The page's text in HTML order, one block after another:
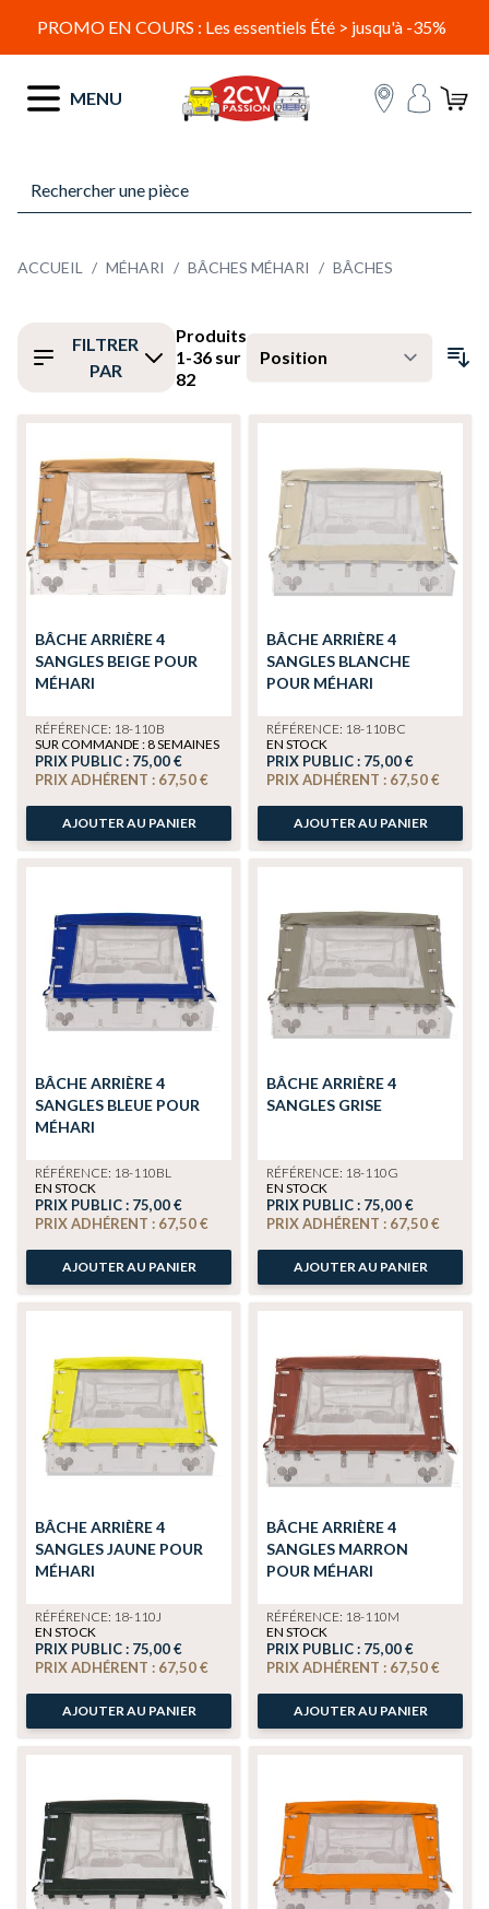
PROMO EN COURS : Les essentiels Été > jusqu'à -35%
MENU
ACCUEIL / MÉHARI / BÂCHES MÉHARI / BÂCHES
FILTRER
PAR
Produits
1-36 sur
82
BÂCHE ARRIÈRE 4
SANGLES BEIGE POUR
MÉHARI
RÉFÉRENCE: 18-110B
SUR COMMANDE : 8 SEMAINES
PRIX PUBLIC : 75,00 €
PRIX ADHÉRENT : 67,50 €
AJOUTER AU PANIER
BÂCHE ARRIÈRE 4
SANGLES BLANCHE
POUR MÉHARI
RÉFÉRENCE: 18-110BC
EN STOCK
PRIX PUBLIC : 75,00 €
PRIX ADHÉRENT : 67,50 €
AJOUTER AU PANIER
BÂCHE ARRIÈRE 4
SANGLES BLEUE POUR
MÉHARI
RÉFÉRENCE: 18-110BL
EN STOCK
PRIX PUBLIC : 75,00 €
PRIX ADHÉRENT : 67,50 €
AJOUTER AU PANIER
BÂCHE ARRIÈRE 4
SANGLES GRISE
RÉFÉRENCE: 18-110G
EN STOCK
PRIX PUBLIC : 75,00 €
PRIX ADHÉRENT : 67,50 €
AJOUTER AU PANIER
BÂCHE ARRIÈRE 4
SANGLES JAUNE POUR
MÉHARI
RÉFÉRENCE: 18-110J
EN STOCK
PRIX PUBLIC : 75,00 €
PRIX ADHÉRENT : 67,50 €
AJOUTER AU PANIER
BÂCHE ARRIÈRE 4
SANGLES MARRON
POUR MÉHARI
RÉFÉRENCE: 18-110M
EN STOCK
PRIX PUBLIC : 75,00 €
PRIX ADHÉRENT : 67,50 €
AJOUTER AU PANIER